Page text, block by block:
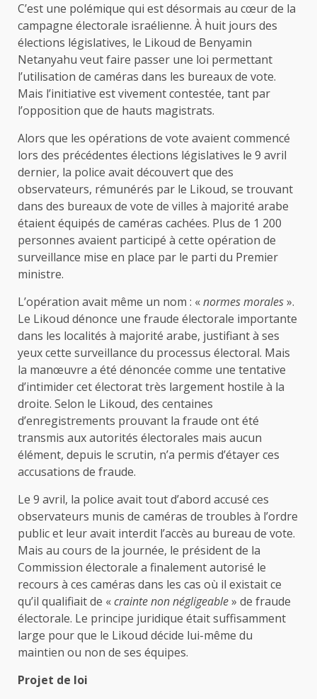
C’est une polémique qui est désormais au cœur de la
campagne électorale israélienne. À huit jours des
élections législatives, le Likoud de Benyamin
Netanyahu veut faire passer une loi permettant
l’utilisation de caméras dans les bureaux de vote.
Mais l’initiative est vivement contestée, tant par
l’opposition que de hauts magistrats.
Alors que les opérations de vote avaient commencé
lors des précédentes élections législatives le 9 avril
dernier, la police avait découvert que des
observateurs, rémunérés par le Likoud, se trouvant
dans des bureaux de vote de villes à majorité arabe
étaient équipés de caméras cachées. Plus de 1 200
personnes avaient participé à cette opération de
surveillance mise en place par le parti du Premier
ministre.
L’opération avait même un nom : «normes morales».
Le Likoud dénonce une fraude électorale importante
dans les localités à majorité arabe, justifiant à ses
yeux cette surveillance du processus électoral. Mais
la manœuvre a été dénoncée comme une tentative
d’intimider cet électorat très largement hostile à la
droite. Selon le Likoud, des centaines
d’enregistrements prouvant la fraude ont été
transmis aux autorités électorales mais aucun
élément, depuis le scrutin, n’a permis d’étayer ces
accusations de fraude.
Le 9 avril, la police avait tout d’abord accusé ces
observateurs munis de caméras de troubles à l’ordre
public et leur avait interdit l’accès au bureau de vote.
Mais au cours de la journée, le président de la
Commission électorale a finalement autorisé le
recours à ces caméras dans les cas où il existait ce
qu’il qualifiait de «crainte non négligeable» de fraude
électorale. Le principe juridique était suffisamment
large pour que le Likoud décide lui-même du
maintien ou non de ses équipes.
Projet de loi